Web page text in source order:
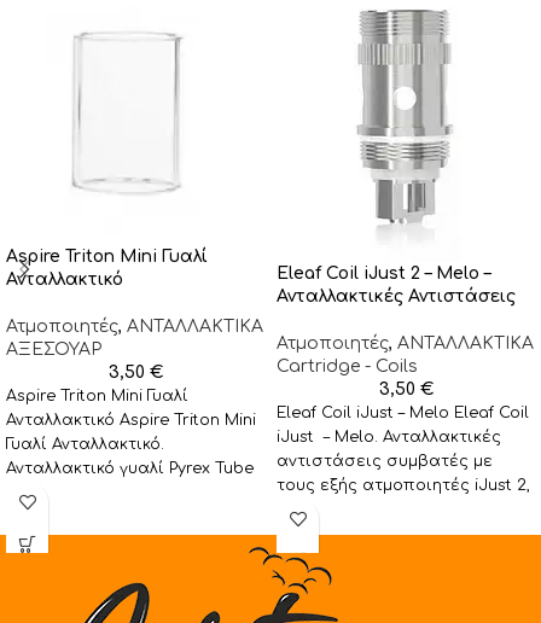
Aspire Triton Mini Γυαλί
Ανταλλακτικό
Ατμοποιητές, ΑΝΤΑΛΛΑΚΤΙΚΑ
ΑΞΕΣΟΥΑΡ
3,50 €
Aspire Triton Mini Γυαλί
Ανταλλακτικό Aspire Triton Mini
Γυαλί Ανταλλακτικό.
Ανταλλακτικό γυαλί Pyrex Tube
για τον ατμοποιητή Aspire
Eleaf Coil iJust 2 – Melo –
Ανταλλακτικές Αντιστάσεις
Ατμοποιητές, ΑΝΤΑΛΛΑΚΤΙΚA
Cartridge - Coils
3,50 €
Eleaf Coil iJust – Melo Eleaf Coil
iJust – Melo. Ανταλλακτικές
αντιστάσεις συμβατές με
τους εξής ατμοποιητές iJust 2,
iJust